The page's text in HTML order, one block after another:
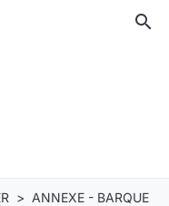
search
ANNEXE - BARQUE